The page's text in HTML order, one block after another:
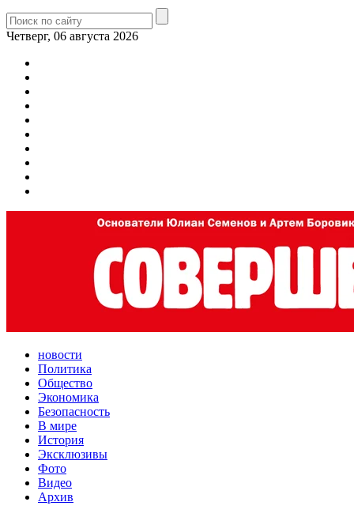
Четверг, 06 августа 2026
новости
Политика
Общество
Экономика
Безопасность
В мире
История
Эксклюзивы
Фото
Видео
Архив